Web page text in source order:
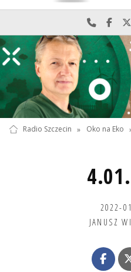
Radio Szczecin » Oko na Eko
2022-
JANUSZ